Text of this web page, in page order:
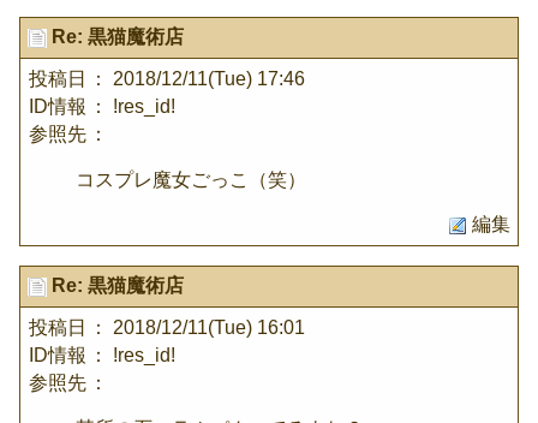
Re: 黒猫魔術店
投稿日
： 2018/12/11(Tue) 17:46
ID情報
： !res_id!
参照先 ：
コスプレ魔女ごっこ（笑）
編集
Re: 黒猫魔術店
投稿日
： 2018/12/11(Tue) 16:01
ID情報
： !res_id!
参照先 ：